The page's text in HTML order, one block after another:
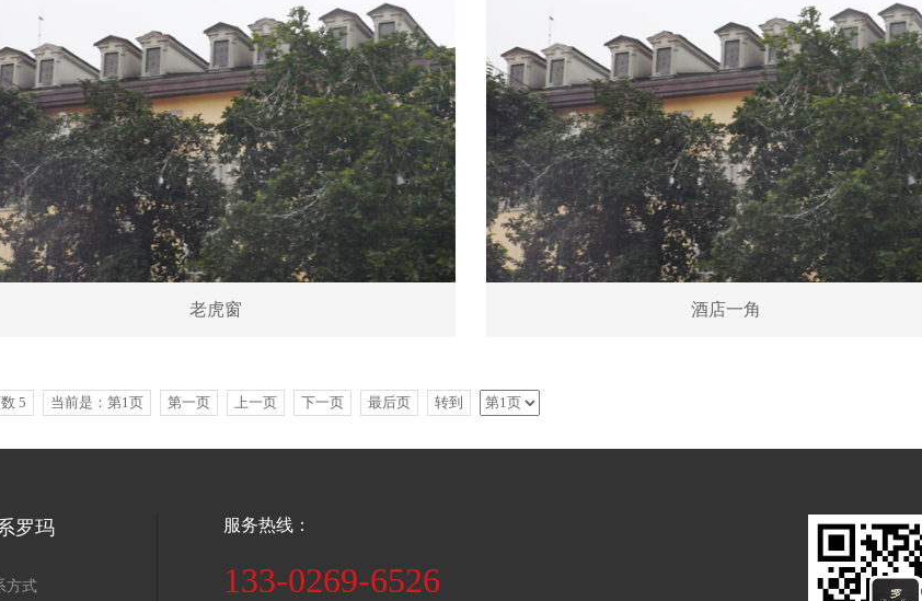
老虎窗 酒店一角
5 当前是：第1页 第一页 上一页 下一页 最后页 转到
罗玛
方式
服务热线：
133-0269-6526